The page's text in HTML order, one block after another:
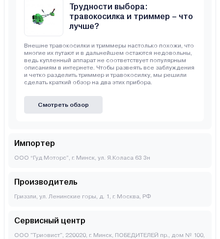
Трудности выбора:
травокосилка и триммер – что
лучше?
Внешне травокосилки и триммеры настолько похожи, что
многие их путают и в дальнейшем остаются недовольны,
ведь купленный аппарат не соответствует популярным
описаниям в интернете. Чтобы развеять все заблуждения
и четко разделить триммер и травокосилку, мы решили
сделать краткий обзор на два этих прибора.
Смотреть обзор
Импортер
ООО “Гуд Моторс”, г. Минск, ул. Я.Коласа 63 3н
Производитель
Гриззли, ул. Ленинские горы, д. 1, г. Москва, РФ
Сервисный центр
ООО "Триовист", 220020, г. Минск, ПОБЕДИТЕЛЕЙ пр., дом № 100,